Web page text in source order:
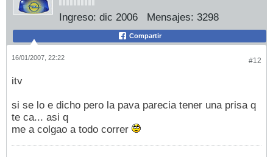
Ingreso: dic 2006 Mensajes: 3298
Compartir
#12
16/01/2007, 22:22
itv
si se lo e dicho pero la pava parecia tener una prisa q
te ca... asi q
me a colgao a todo correr